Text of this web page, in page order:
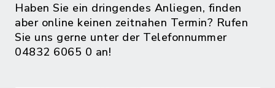
Haben Sie ein dringendes Anliegen, finden
aber online keinen zeitnahen Termin? Rufen
Sie uns gerne unter der Telefonnummer
04832 6065 0 an!